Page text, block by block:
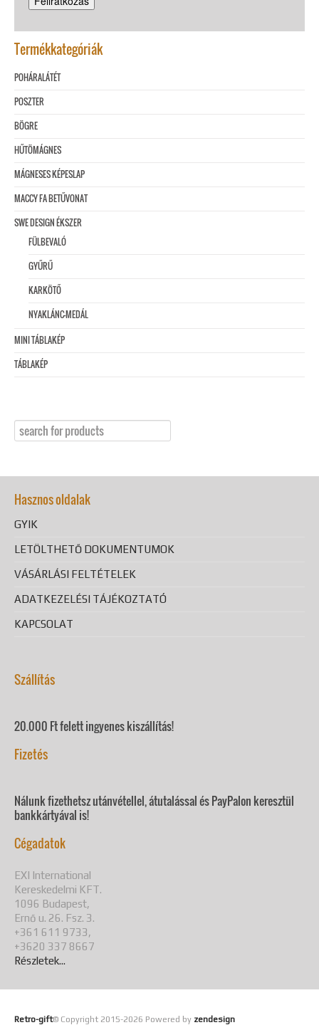
Termékkategóriák
POHÁRALÁTÉT
POSZTER
BÖGRE
HŰTÖMÁGNES
MÁGNESES KÉPESLAP
MACCY FA BETŰVONAT
SWE DESIGN ÉKSZER
FÜLBEVALÓ
GYŰRŰ
KARKÖTŐ
NYAKLÁNC-MEDÁL
MINI TÁBLAKÉP
TÁBLAKÉP
Hasznos oldalak
GYIK
LETÖLTHETŐ DOKUMENTUMOK
VÁSÁRLÁSI FELTÉTELEK
ADATKEZELÉSI TÁJÉKOZTATÓ
KAPCSOLAT
Szállítás
20.000 Ft felett ingyenes kiszállítás!
Fizetés
Nálunk fizethetsz utánvétellel, átutalással és PayPalon keresztül
bankkártyával is!
Cégadatok
EXI International
Kereskedelmi KFT.
1096 Budapest,
Ernő u. 26. Fsz. 3.
+361 611 9733,
+3620 337 8667
Részletek...
Retro-gift© Copyright 2015-2026 Powered by zendesign